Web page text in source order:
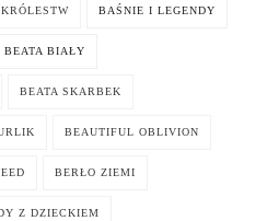
BAŚNIE I LEGENDY
BEATA BIAŁY
BEATA SKARBEK
BEAUTIFUL OBLIVION
BERŁO ZIEMI
Z DZIECKIEM